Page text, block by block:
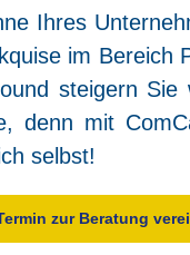
Ihres
im Bereich
stei­gern
denn mit
selbst!
zur Bera­tung